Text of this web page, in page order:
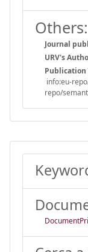
Others:
Journal
URV's
Publication
info:eu-
repo/